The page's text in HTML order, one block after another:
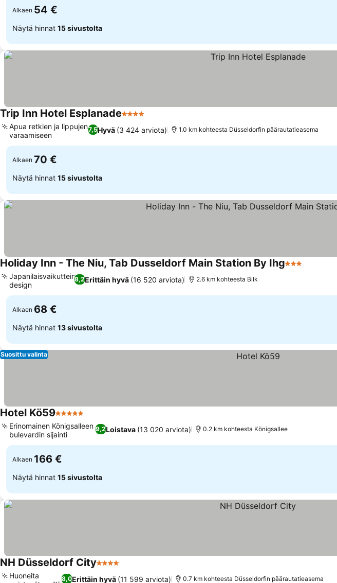
Alkaen 54 €
Näytä hinnat 15 sivustolta
Trip Inn Hotel Esplanade4 Tähtiluokitus
7,5Hyvä (3 424 arviota)
Apua retkien ja lippujen
varaamiseen
1.0 km kohteesta Düsseldorfin päärautatieasema
Alkaen 70 €
Näytä hinnat 15 sivustolta
Holiday Inn - The Niu, Tab Dusseldorf Main Station By Ihg3 Tähtiluokitus
8,2Erittäin hyvä (16 520 arviota)
Japanilaisvaikutteinen
design
2.6 km kohteesta Bilk
Alkaen 68 €
Näytä hinnat 13 sivustolta
Suosittu valinta
Hotel Kö595 Tähtiluokitus
9,2Loistava (13 020 arviota)
Erinomainen Königsalleen
bulevardin sijainti
0.2 km kohteesta Königsallee
Alkaen 166 €
Näytä hinnat 15 sivustolta
NH Düsseldorf City4 Tähtiluokitus
8,0Erittäin hyvä (11 599 arviota)
Huoneita
0.7 km kohteesta Düsseldorfin päärautatieasema